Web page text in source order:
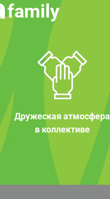
family
Дружеская атмосфера
в коллективе